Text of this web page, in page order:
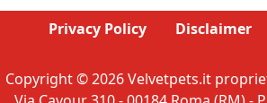
Privacy Policy Disclaimer
Copyright © 2026 Velvetpets.it